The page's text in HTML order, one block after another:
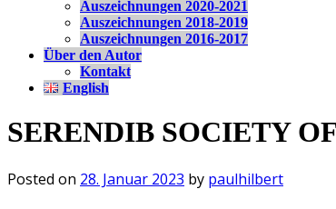
Auszeichnungen 2020-2021
Auszeichnungen 2018-2019
Auszeichnungen 2016-2017
Über den Autor
Kontakt
English
SERENDIB SOCIETY
Posted on 28. Januar 2023 by paulhilbert